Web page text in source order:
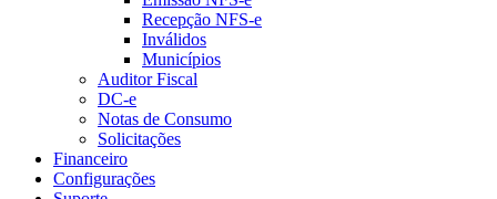
Recepção NFS-e
Inválidos
Municípios
Auditor Fiscal
DC-e
Notas de Consumo
Solicitações
Financeiro
Configurações